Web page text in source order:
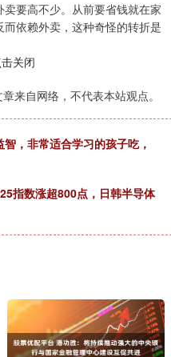
要高不少。从前要省钱就在家
依赖外卖，这种奇怪的转折是
关闭
来自网络，不代表本站观点。
，非常适合学习的孩子吃，
指数涨超800点，日韩半导体